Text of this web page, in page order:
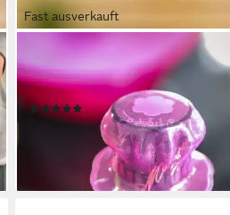
Fast ausverkauft
KOCHBLUME
Frischhaltedeckel Stretch-ii,
verschließt luftdicht
(5)
ab 2,95 €
lieferbar - in 3-4 Werktagen bei dir
+1